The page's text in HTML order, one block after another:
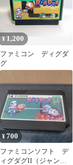
¥ 1,200
ファミコン ディグダ
グ
¥700
ファミコンソフト デ
ィグダグII（ジャンク